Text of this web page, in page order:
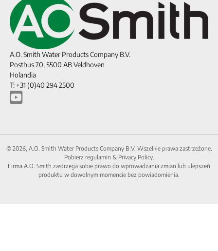
A.O. Smith Water Products Company B.V.
Postbus 70, 5500 AB Veldhoven
Holandia
T: +31 (0)40 294 2500
© 2026, A.O. Smith Water Products Company B.V. Wszelkie prawa zastrzeżone.
Pobierz regulamin & Privacy Policy.
Firma A.O. Smith zastrzega sobie prawo do wprowadzania zmian lub ulepszeń
produktu w dowolnym momencie bez powiadomienia.